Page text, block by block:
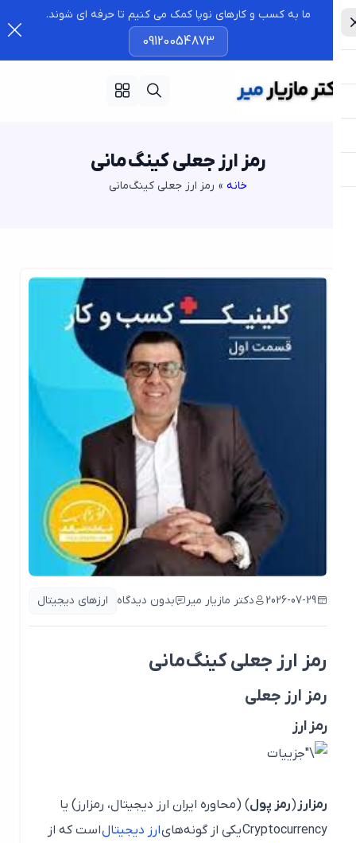
ما به کسب و کارهای نوپا کمک می کنیم تا حرفه ای شوند.
09120054873
رمز ارز جعلی کینگ‌مانی
»رمز ارز جعلی کینگ‌مانی
2026-07-29 دکتر مازیار میر بدون دیدگاه ارزهای دیجیتال
رمز ارز جعلی کینگ‌مانی
رمز ارز جعلی
رمز ارز
رمزارز(رمز پول ) (محاوره ایران ارز دیجیتال، رمزارز) یا
Cryptocurrencyیکی از گونه‌هایارز دیجیتالاست که از